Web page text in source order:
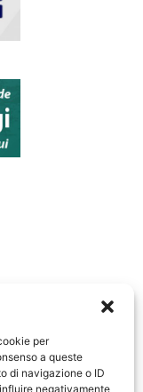
per
a queste
di navigazione o ID
negativamente